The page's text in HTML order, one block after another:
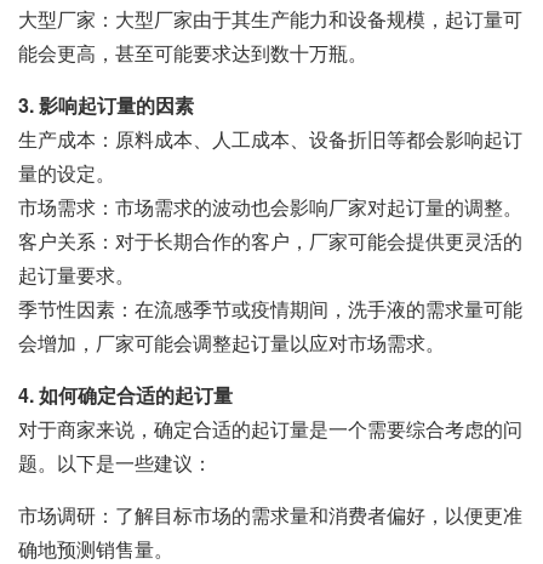
大型厂家：大型厂家由于其生产能力和设备规模，起订量可
能会更高，甚至可能要求达到数十万瓶。
3. 影响起订量的因素
生产成本：原料成本、人工成本、设备折旧等都会影响起订
量的设定。
市场需求：市场需求的波动也会影响厂家对起订量的调整。
客户关系：对于长期合作的客户，厂家可能会提供更灵活的
起订量要求。
季节性因素：在流感季节或疫情期间，洗手液的需求量可能
会增加，厂家可能会调整起订量以应对市场需求。
4. 如何确定合适的起订量
对于商家来说，确定合适的起订量是一个需要综合考虑的问
题。以下是一些建议：
市场调研：了解目标市场的需求量和消费者偏好，以便更准
确地预测销售量。